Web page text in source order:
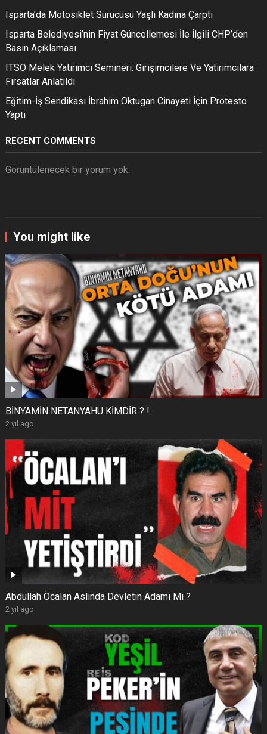
Isparta’da Motosiklet Sürücüsü Yaşlı Kadına Çarptı
Isparta Belediyesi’nin Fiyat Güncellemesi İle İlgili CHP’den
Basın Açıklaması
ITSO Melek Yatırımcı Semineri: Girişimcilere Ve Yatırımcılara
Fırsatlar Anlatıldı
Eğitim-İş Sendikası İbrahim Oktugan Cinayeti İçin Protesto
Yaptı
RECENT COMMENTS
Görüntülenecek bir yorum yok.
You might like
BİNYAMİN NETANYAHU KİMDİR ? !
2 yıl ago
Abdullah Öcalan Aslında Devletin Adamı Mı ?
2 yıl ago